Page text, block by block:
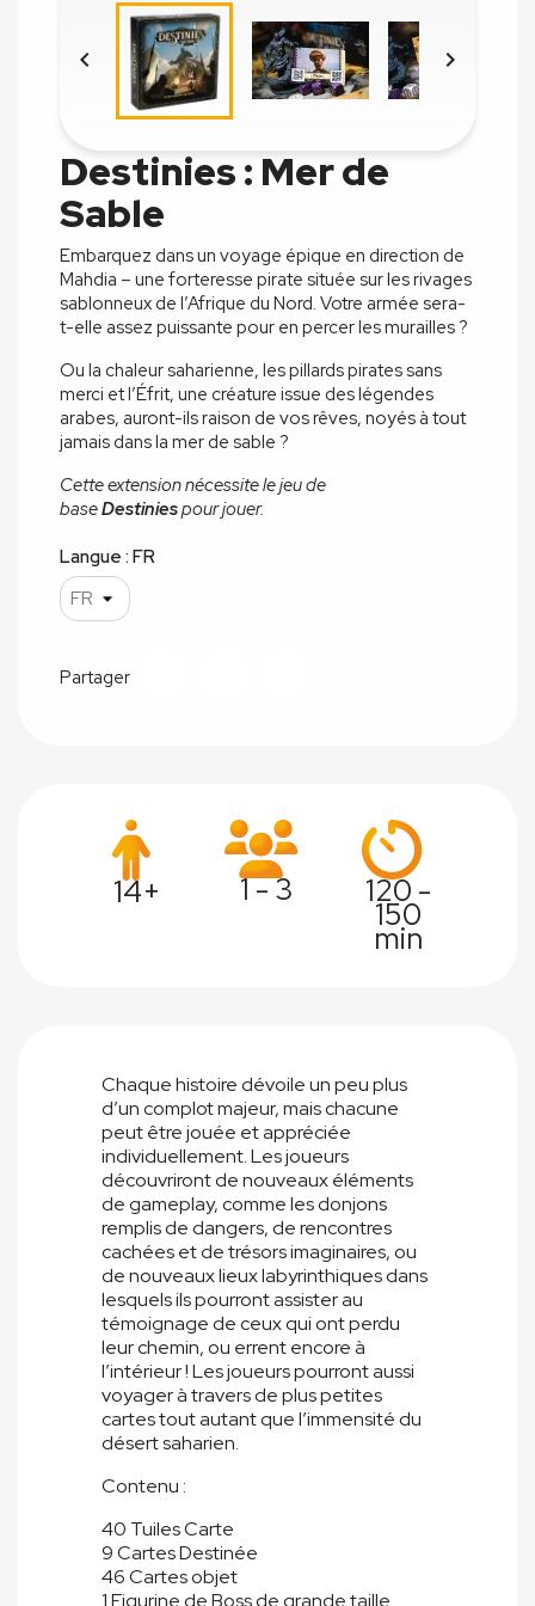
 
Destinies : Mer de
Sable
Embarquez dans un voyage épique en direction de
Mahdia – une forteresse pirate située sur les rivages
sablonneux de l’Afrique du Nord. Votre armée sera-
t-elle assez puissante pour en percer les murailles ?
Ou la chaleur saharienne, les pillards pirates sans
merci et l’Éfrit, une créature issue des légendes
arabes, auront-ils raison de vos rêves, noyés à tout
jamais dans la mer de sable ?
Cette extension nécessite le jeu de
baseDestiniespour jouer.
Langue : FR
Partager
14+ 1 - 3 120 -
150
min
Chaque histoire dévoile un peu plus
d’un complot majeur, mais chacune
peut être jouée et appréciée
individuellement. Les joueurs
découvriront de nouveaux éléments
de gameplay, comme les donjons
remplis de dangers, de rencontres
cachées et de trésors imaginaires, ou
de nouveaux lieux labyrinthiques dans
lesquels ils pourront assister au
témoignage de ceux qui ont perdu
leur chemin, ou errent encore à
l’intérieur ! Les joueurs pourront aussi
voyager à travers de plus petites
cartes tout autant que l’immensité du
désert saharien.
Contenu :
40 Tuiles Carte
9 Cartes Destinée
46 Cartes objet
1 Figurine de Boss de grande taille